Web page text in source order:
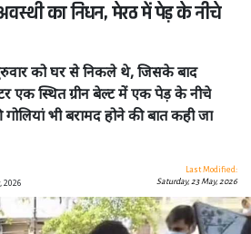
अवस्थी का निधन, मेरठ में पेड़ के नीचे
को घर से निकले थे, जिसके बाद
एक स्थित ग्रीन बेल्ट में एक पेड़ के नीचे
भी बरामद होने की बात कही जा
2026
Last Modified:
Saturday, 23 May, 2026